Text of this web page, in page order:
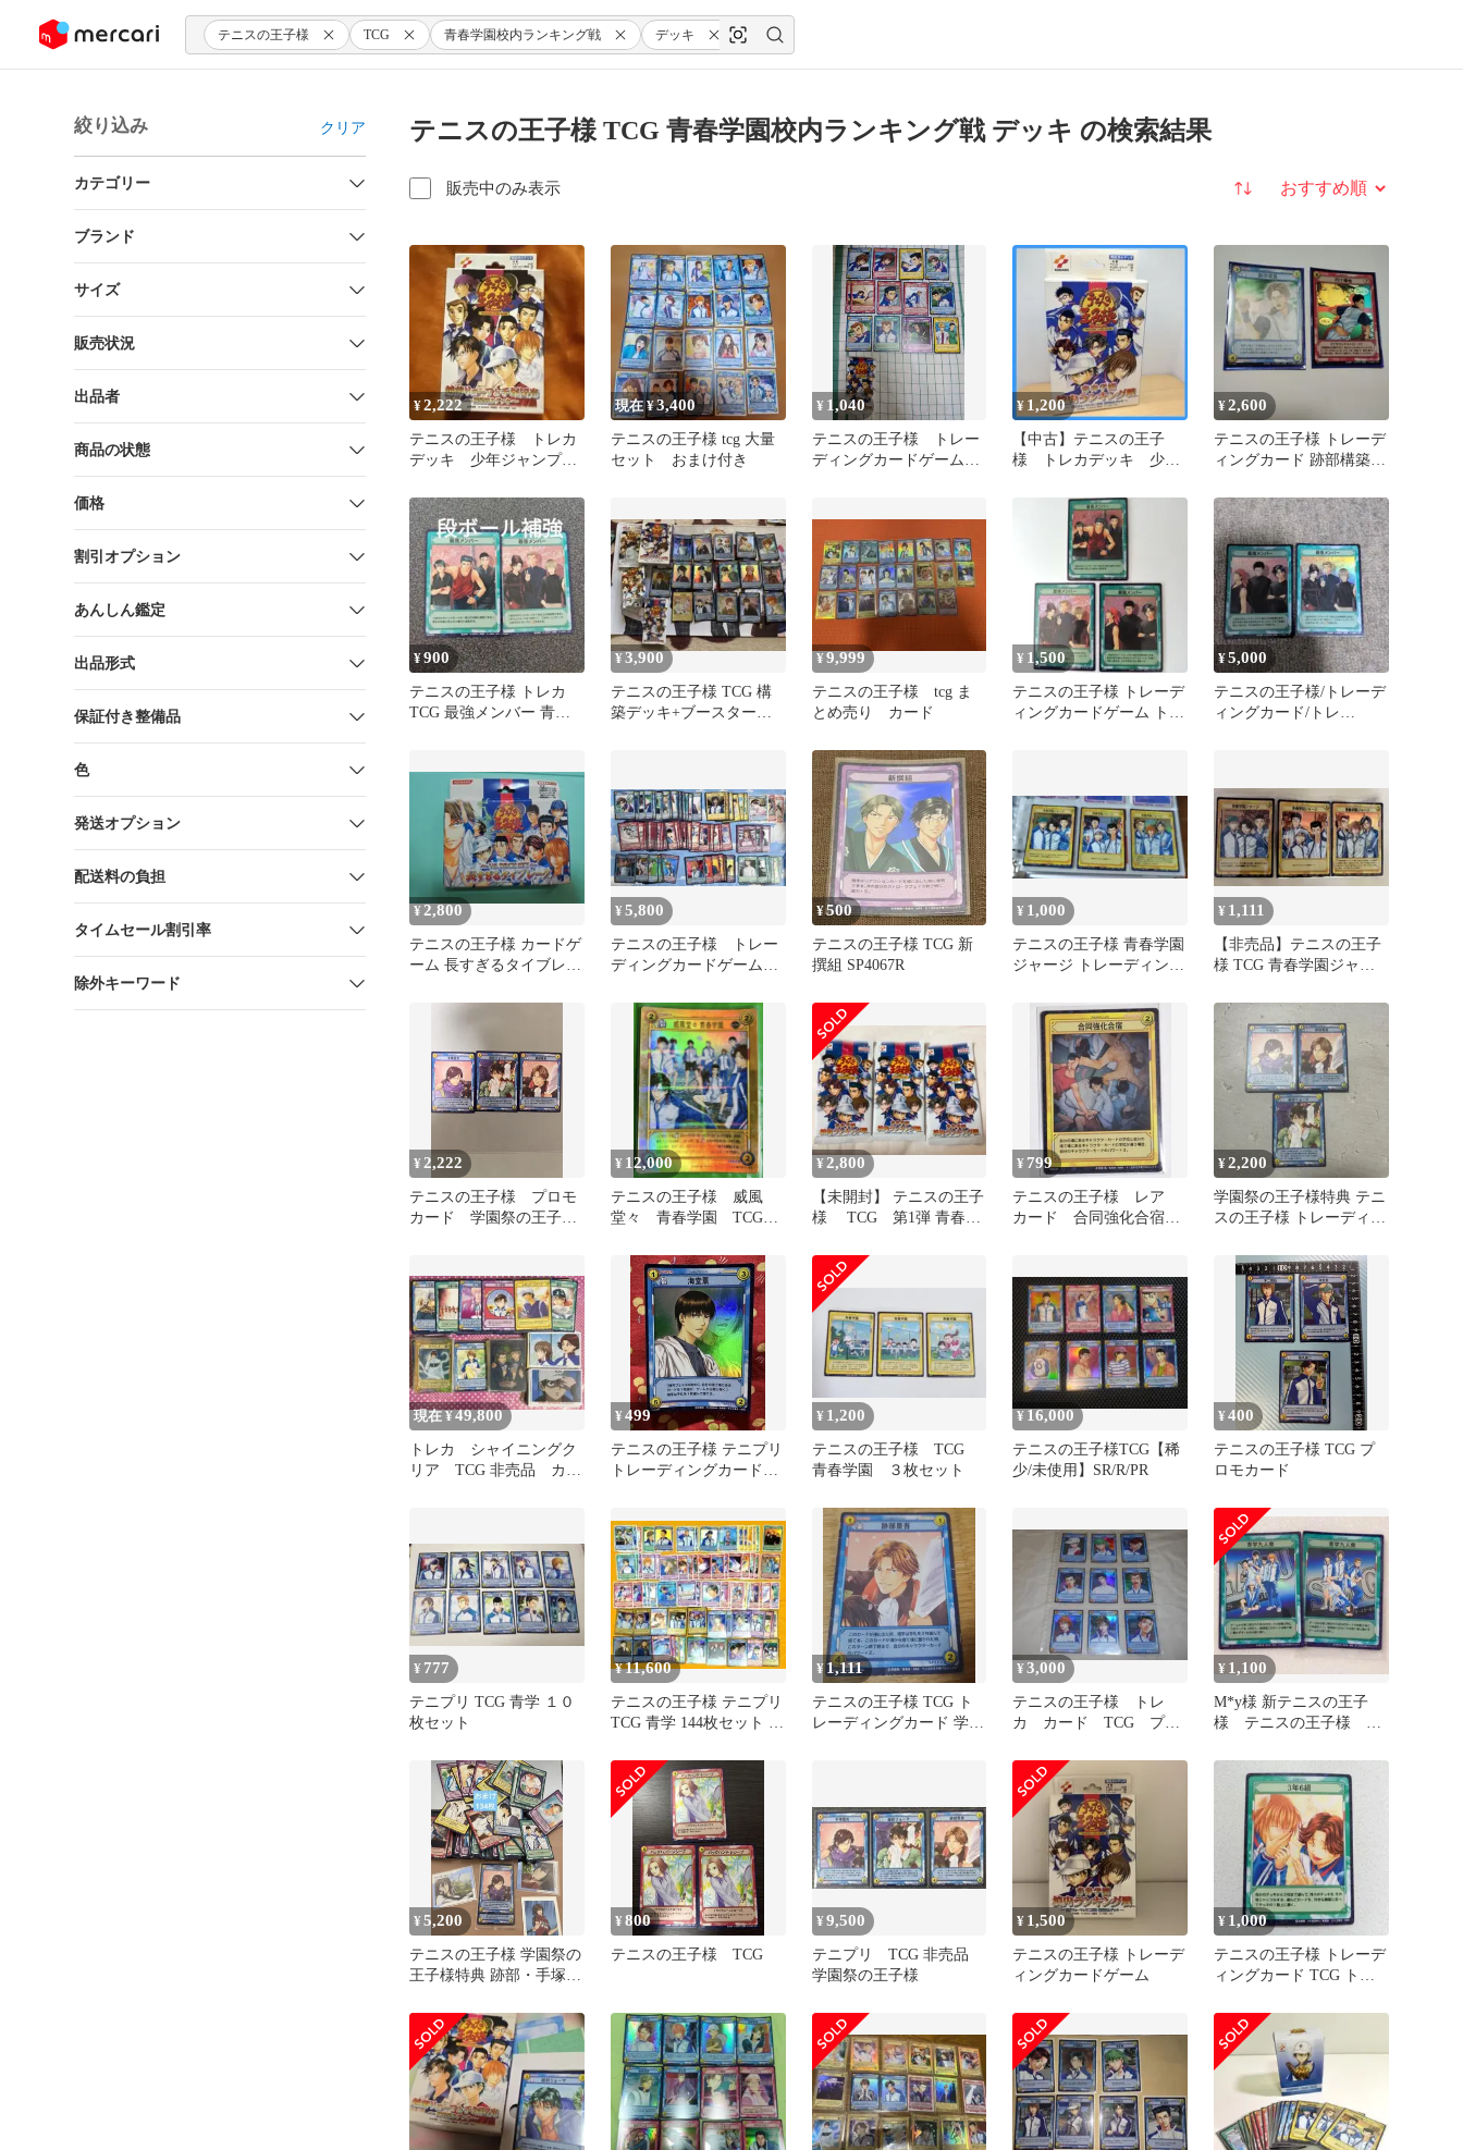
ツにスキップ テニスの王子様 TCG 青春学園校内ランキング戦 デッキ
絞り込み クリア
カテゴリー
ブランド
サイズ
販売状況
出品者
商品の状態
価格
割引オプション
あんしん鑑定
出品形式
保証付き整備品
色
発送オプション
配送料の負担
タイムセール割引率
除外キーワード
テニスの王子様 TCG 青春学園校内ランキング戦 デッキ の検索結果
販売中のみ表示 並び替え
¥2,222
テニスの王子様 トレカ
デッキ 少年ジャンプ
現在 ¥3,400
テニスの王子様 tcg 大量
セット おまけ付き
¥ 1,040
テニスの王子様 トレー
ディングカードゲーム
¥ 1,200
【中古】テニスの王子
様 トレカデッキ 少年
KONAMI
¥2,600
テニスの王子様 トレーデ
ィングカード 跡部構築済
¥900
テニスの王子様 トレカ
TCG 最強メンバー 青
¥3,900
テニスの王子様 TCG 構
築デッキ+ブースターパ
¥9,999
テニスの王子様 tcg ま
とめ売り カード
¥ 1,500
テニスの王子様 トレーデ
ィングカードゲーム トレ
¥5,000
テニスの王子様/トレーデ
ィングカード/トレ
¥ 2,800
テニスの王子様 カードゲ
ーム 長すぎるタイブレー
¥5,800
テニスの王子様 トレー
ディングカードゲーム
め売り
¥500
テニスの王子様 TCG 新
撰組 SP4067R
¥ 1,000
テニスの王子様 青春学園
ジャージ トレーディング
¥ 1,111
【非売品】テニスの王子
様 TCG 青春学園ジャー
¥ 2,222
テニスの王子様 プロモ
カード 学園祭の王子
¥ 12,000
テニスの王子様 威風
堂々 青春学園 TCG
丸テニプリ
¥ 2,800
【未開封】 テニスの王子
様 TCG 第1弾 青春学
ック
¥ 799
テニスの王子様 レア
カード 合同強化合宿
¥2,200
学園祭の王子様特典 テニ
スの王子様 トレーディン
現在 ¥49,800
トレカ シャイニングク
リア TCG 非売品 カー
¥499
テニスの王子様 テニプリ
トレーディングカード
¥ 1,200
テニスの王子様 TCG
青春学園 ３枚セット
¥ 16,000
テニスの王子様TCG【稀
少/未使用】SR/R/PR
¥400
テニスの王子様 TCG プ
ロモカード
¥ 777
テニプリ TCG 青学 １０
枚セット
¥11,600
テニスの王子様 テニプリ
TCG 青学 144枚セット 当
¥1,111
テニスの王子様 TCG ト
レーディングカード 学園
¥3,000
テニスの王子様 トレ
カ カード TCG プロ
¥ 1,100
M*y様 新テニスの王子
様 テニスの王子様
¥5,200
テニスの王子様 学園祭の
王子様特典 跡部・手塚・
ト
¥800
テニスの王子様 TCG
¥9,500
テニプリ TCG 非売品
学園祭の王子様
¥ 1,500
テニスの王子様 トレーデ
ィングカードゲーム
¥ 1,000
テニスの王子様 トレーデ
ィングカード TCG トレ